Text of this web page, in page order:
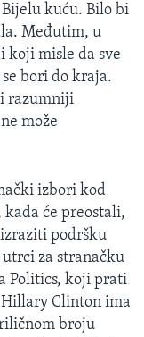
kuću. Bilo bi
Međutim, u
koji misle da sve
bori do kraja.
razumniji
može
izbori kod
će preostali,
podršku
za stranačku
Politics, koji prati
Clinton ima
broju